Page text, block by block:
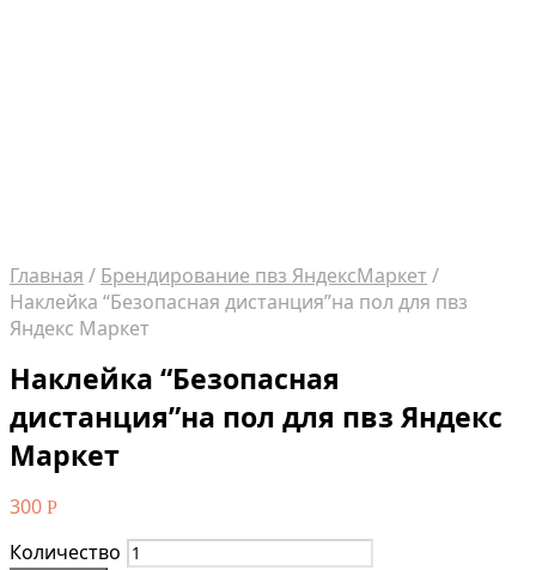
Главная / Брендирование пвз ЯндексМаркет/
Наклейка “Безопасная дистанция”на пол для пвз
Яндекс Маркет
Наклейка “Безопасная
дистанция”на пол для пвз Яндекс
Маркет
300 Р
Количество